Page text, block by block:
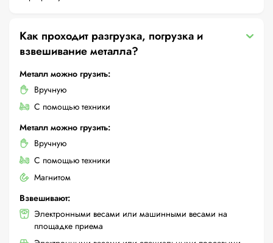
Как проходит разгрузка, погрузка и
взвешивание металла?
Металл можно грузить:
Вручную
С помощью техники
Металл можно грузить:
Вручную
С помощью техники
Магнитом
Взвешивают:
Электронными весами или машинными весами на
площадке приема